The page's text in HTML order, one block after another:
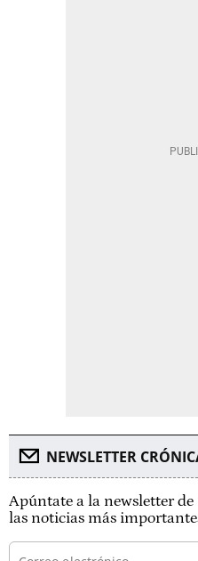
NEWSLETTER
Apúntate a la newsletter
las noticias más